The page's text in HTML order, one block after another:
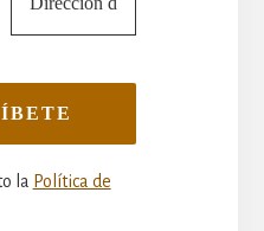
la Política de